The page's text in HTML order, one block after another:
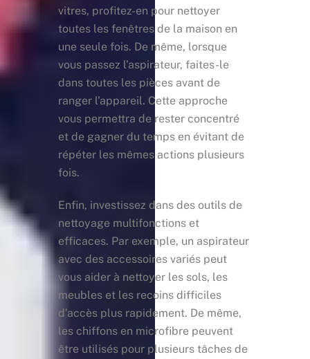
vitres, profitez-en pour nettoyer
toutes les fenêtres de la maison en
une seule fois. De même, lorsque
vous passez l’aspirateur, faites-le
dans toutes les pièces avant de
ranger l’appareil. Cette approche
vous permettra de rester concentré
et de gagner du temps en évitant de
répéter les mêmes actions plusieurs
fois.
Enfin, investissez dans des outils de
nettoyage multifonctions et
efficaces. Par exemple, un aspirateur
avec des accessoires variés peut
vous aider à nettoyer les sols, les
meubles et les recoins difficiles
d’accès plus rapidement. De même,
les chiffons en microfibre peuvent
être utilisés pour plusieurs tâches de